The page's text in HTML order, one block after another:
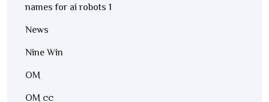
names for ai robots 1
News
Nine Win
OM
OM cc